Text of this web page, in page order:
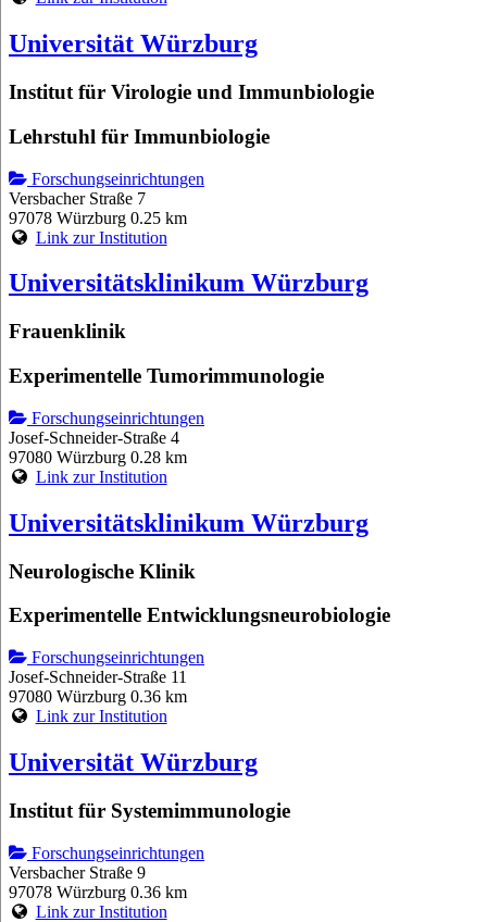
Universität Würzburg
Institut für Virologie und Immunbiologie
Lehrstuhl für Immunbiologie
Forschungseinrichtungen
Versbacher Straße 7
97078 Würzburg 0.25 km
Link zur Institution
Universitätsklinikum Würzburg
Frauenklinik
Experimentelle Tumorimmunologie
Forschungseinrichtungen
Josef-Schneider-Straße 4
97080 Würzburg 0.28 km
Link zur Institution
Universitätsklinikum Würzburg
Neurologische Klinik
Experimentelle Entwicklungsneurobiologie
Forschungseinrichtungen
Josef-Schneider-Straße 11
97080 Würzburg 0.36 km
Link zur Institution
Universität Würzburg
Institut für Systemimmunologie
Forschungseinrichtungen
Versbacher Straße 9
97078 Würzburg 0.36 km
Link zur Institution